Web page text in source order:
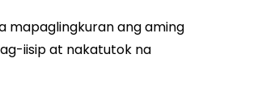
mapaglingkuran ang aming
iisip at nakatutok na